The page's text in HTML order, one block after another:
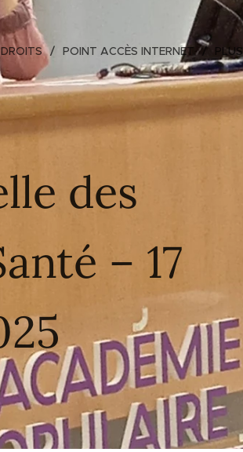
POINT ACCÈS INTERNET PLUS
des
– 17